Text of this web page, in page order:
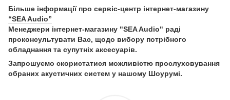
Більше інформації про сервіс-центр інтернет-магазину
“SEA Audio”
Менеджери інтернет-магазину "SEA Audio" раді
проконсультувати Вас, щодо вибору потрібного
обладнання та супутніх аксесуарів.
Запрошуємо скористатися можливістю прослуховування
обраних акустичних систем у нашому Шоурумі.